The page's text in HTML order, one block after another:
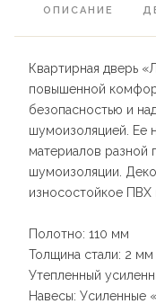
ОПИСАНИЕ
Квартирная дверь
повышенной
безопасностью и
шумоизоляцией. Ее
материалов разной
шумоизоляции.
износостойкое ПВХ
Полотно: 110 мм
Толщина стали: 2 мм
Утепленный
Навесы: Усиленные